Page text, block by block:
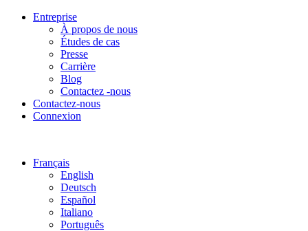
Entreprise
À propos de nous
Études de cas
Presse
Carrière
Blog
Contactez -nous
Contactez-nous
Connexion
Français
English
Deutsch
Español
Italiano
Português